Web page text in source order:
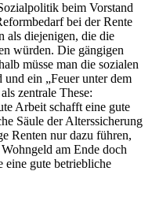
beim Vorstand
bei der Rente
als diejenigen, die die
würden. Die gängigen
müsse man die sozialen
ein „Feuer unter dem
zentrale These:
Arbeit schafft eine gute
Säule der Alterssicherung
Renten nur dazu führen,
am Ende doch
eine gute betriebliche